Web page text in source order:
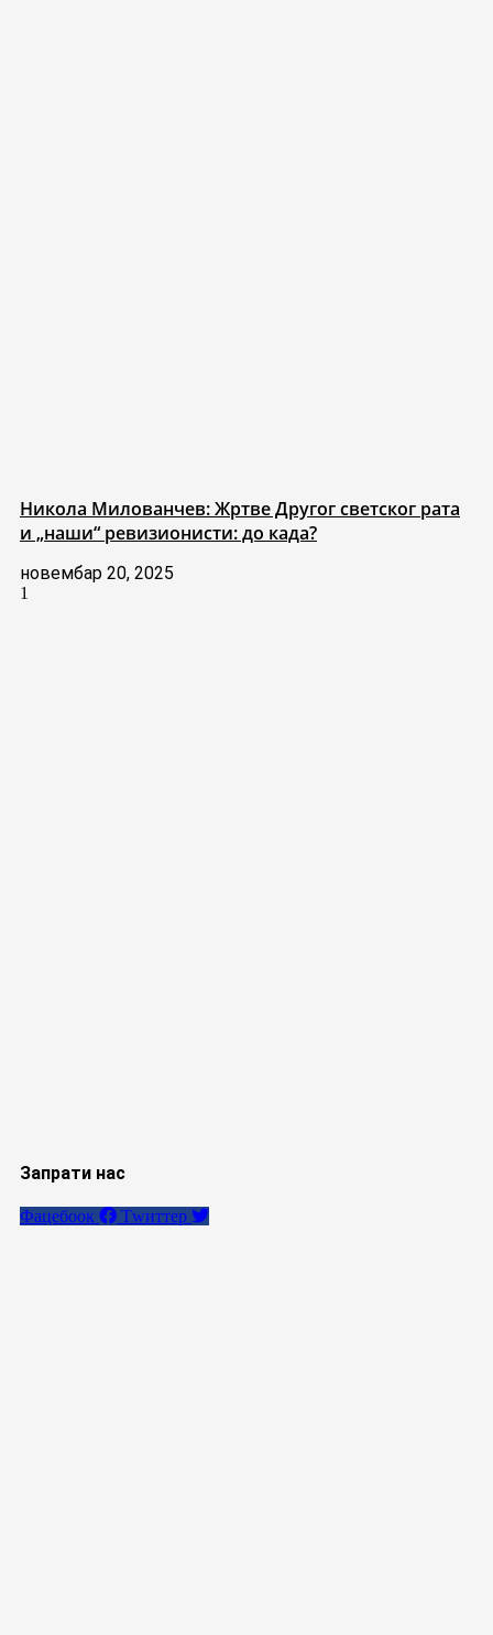
Никола Милованчев: Жртве Другог светског рата
и „наши“ ревизионисти: до када?
новембар 20, 2025
Запрати нас
Фацебоок Тwиттер